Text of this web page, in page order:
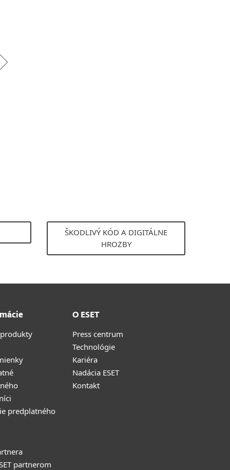
ŠKODLIVÝ KÓD A DIGITÁLNE
HROZBY
predplatného
partnerom
O ESET
Press centrum
Technológie
Kariéra
Nadácia ESET
Kontakt